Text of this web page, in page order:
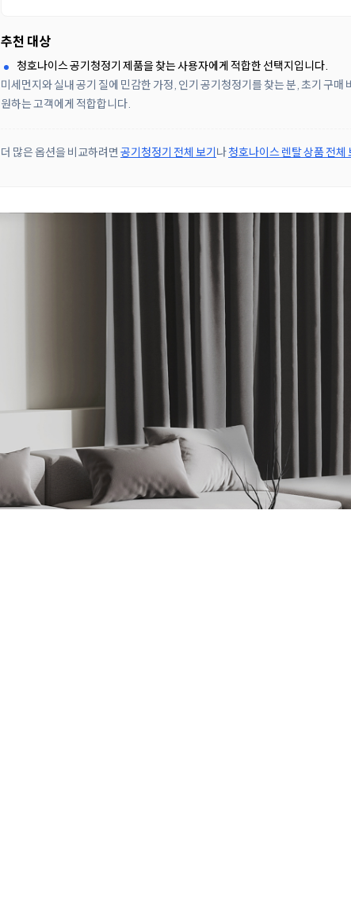
추천 대상
청호나이스 공기청정기 제품을 찾는 사용자에게 적합한 선택지입니다.
미세먼지와 실내 공기 질에 민감한 가정, 인기 공기청정기를 찾는 분, 초기 구
원하는 고객에게 적합합니다.
더 많은 옵션을 비교하려면 공기청정기 전체 보기나청호나이스 렌탈 상품 전체